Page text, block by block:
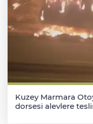
Kuzey Marmara
dorsesi alevlere